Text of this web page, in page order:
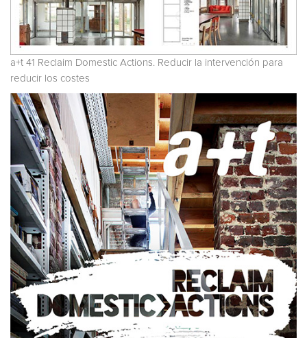
a+t 41 Reclaim Domestic Actions. Reducir la intervención para
reducir los costes